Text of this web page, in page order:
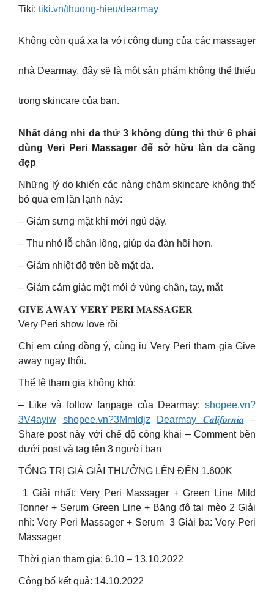
Tiki: tiki.vn/thuong-hieu/dearmay
Không còn quá xa lạ với công dụng của các massager
nhà Dearmay, đây sẽ là một sản phẩm không thể thiếu
trong skincare của bạn.
Nhất dáng nhì da thứ 3 không dùng thì thứ 6 phải
dùng Veri Peri Massager để sở hữu làn da căng
đẹp
Những lý do khiến các nàng chăm skincare không thể
bỏ qua em lăn lạnh này:
– Giảm sưng mặt khi mới ngủ dậy.
– Thu nhỏ lỗ chân lông, giúp da đàn hồi hơn.
– Giảm nhiệt độ trên bề mặt da.
– Giảm cảm giác mệt mỏi ở vùng chân, tay, mắt
𝐆𝐈𝐕𝐄 𝐀𝐖𝐀𝐘 𝐕𝐄𝐑𝐘 𝐏𝐄𝐑𝐈 𝐌𝐀𝐒𝐒𝐀𝐆𝐄𝐑
Very Peri show love rồi
Chị em cùng đồng ý, cùng iu Very Peri tham gia Give
away ngay thôi.
Thể lệ tham gia không khó:
– Like và follow fanpage của Dearmay: shopee.vn?
3V4ayiw
shopee.vn?3MmIdjz Dearmay 𝑪𝒂𝒍𝒊𝒇𝒐𝒓𝒏𝒊𝒂 –
Share post này với chế độ công khai – Comment bên
dưới post và tag tên 3 người bạn
TỔNG TRỊ GIÁ GIẢI THƯỞNG LÊN ĐẾN 1.600K
️ 1 Giải nhất: Very Peri Massager + Green Line Mild
Tonner + Serum Green Line + Băng đô tai mèo 2 Giải
nhì: Very Peri Massager + Serum ️ 3 Giải ba: Very Peri
Massager
Thời gian tham gia: 6.10 – 13.10.2022
Công bố kết quả: 14.10.2022